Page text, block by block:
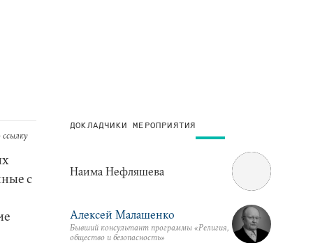
с
ДОКЛАДЧИКИ МЕРОПРИЯТИЯ
Наима Нефляшева
Алексей Малашенко
Бывший консультант программы «Религия,
общество и безопасность»